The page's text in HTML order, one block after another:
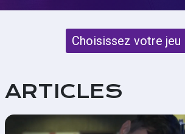
Choisissez votre jeu
ARTICLES